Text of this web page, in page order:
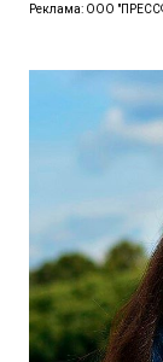
Реклама: ООО